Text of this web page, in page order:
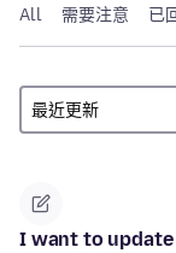
All 需要注意 已
I want to